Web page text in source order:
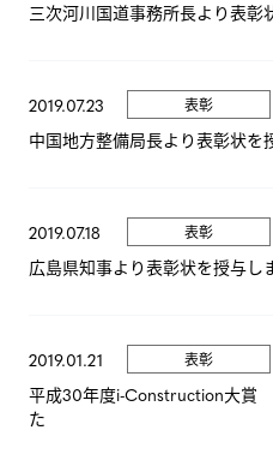
三次河川国道事務所長より表彰
2019.07.23 表彰
中国地方整備局長より表彰状を
2019.07.18 表彰
広島県知事より表彰状を授与し
2019.01.21 表彰
平成30年度i-Construction大賞
た